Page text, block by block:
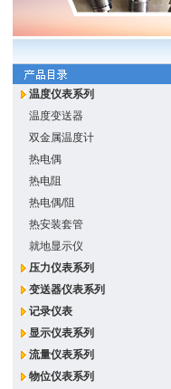
温度仪表系列
温度变送器
双金属温度计
热电偶
热电阻
热电偶/阻
热安装套管
就地显示仪
压力仪表系列
变送器仪表系列
记录仪表
显示仪表系列
流量仪表系列
物位仪表系列